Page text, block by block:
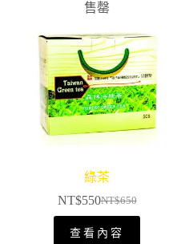
售罄
綠茶
NT$650
NT$550
查看內容